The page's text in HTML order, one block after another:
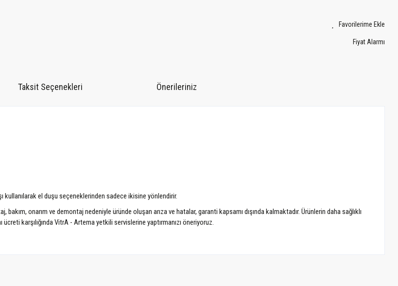
Fiyat Alarmı
Taksit Seçenekleri Önerileriniz
kullanılarak el duşu seçeneklerinden sadece ikisine yönlendirir.
onarım ve demontaj nedeniyle üründe oluşan arıza ve hatalar, garanti kapsamı dışında kalmaktadır. Ürünlerin daha sağlıklı
karşılığında VitrA - Artema yetkili servislerine yaptırmanızı öneriyoruz.